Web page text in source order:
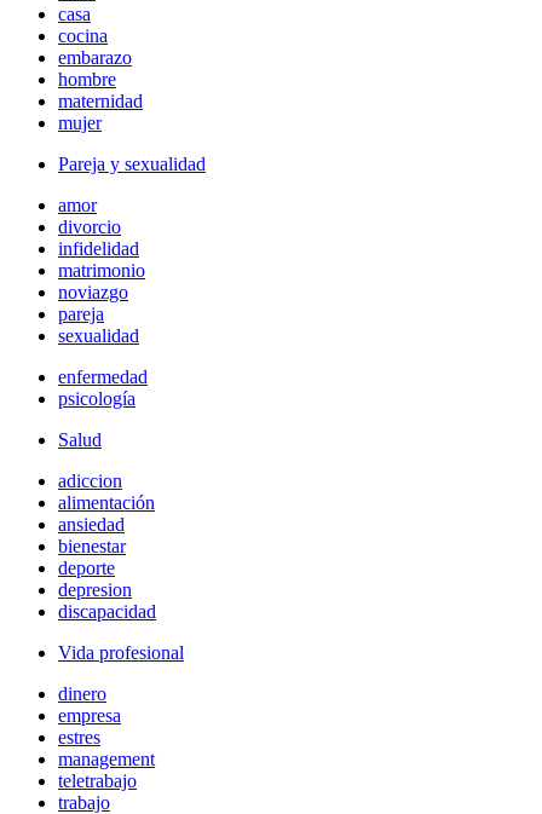
casa
cocina
embarazo
hombre
maternidad
mujer
Pareja y sexualidad
amor
divorcio
infidelidad
matrimonio
noviazgo
pareja
sexualidad
enfermedad
psicología
Salud
adiccion
alimentación
ansiedad
bienestar
deporte
depresion
discapacidad
Vida profesional
dinero
empresa
estres
management
teletrabajo
trabajo